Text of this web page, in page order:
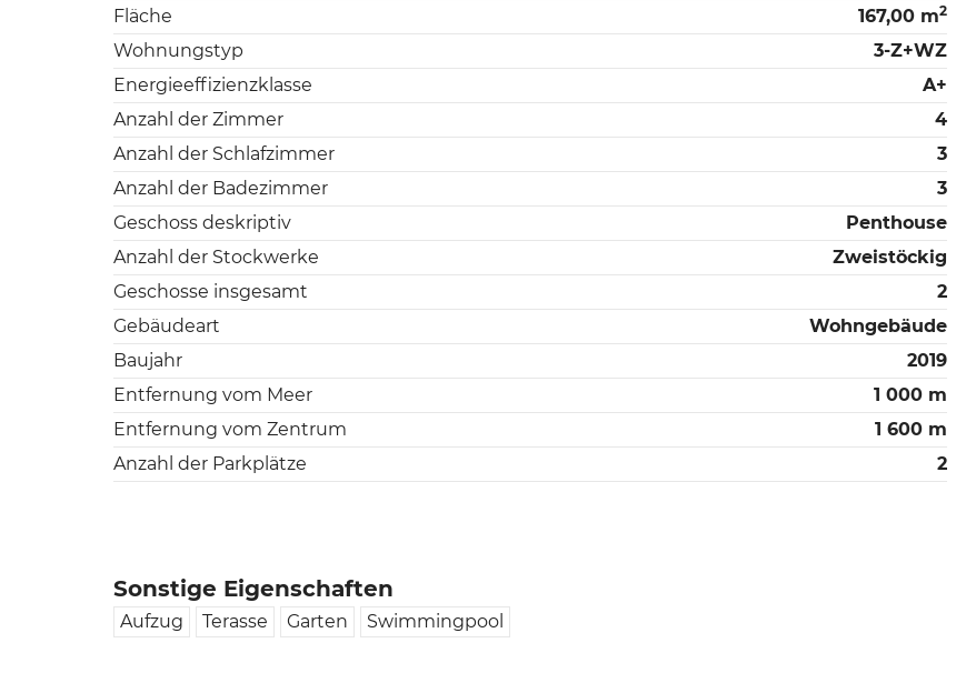
Fläche
167,00 m2
Wohnungstyp
3-Z+WZ
Energieeffizienzklasse
A+
Anzahl der Zimmer
4
Anzahl der Schlafzimmer
3
Anzahl der Badezimmer
3
Geschoss deskriptiv
Penthouse
Anzahl der Stockwerke
Zweistöckig
Geschosse insgesamt
2
Gebäudeart
Wohngebäude
Baujahr
2019
Entfernung vom Meer
1 000 m
Entfernung vom Zentrum
1 600 m
Anzahl der Parkplätze
2
Sonstige Eigenschaften
Aufzug Terasse Garten Swimmingpool